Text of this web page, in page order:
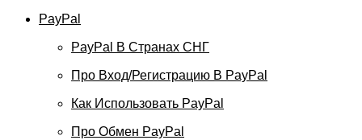
PayPal
PayPal В Странах СНГ
Про Вход/регистрацию В PayPal
Как Использовать PayPal
Про Обмен PayPal